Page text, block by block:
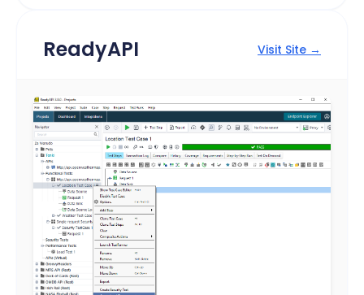
ReadyAPI Visit Site →